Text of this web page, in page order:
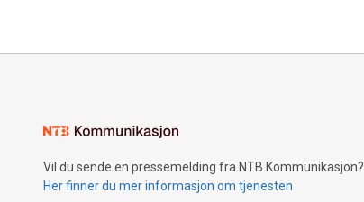
Vil du sende en pressemelding fra NTB Kommunikasjon?
Her finner du mer informasjon om tjenesten